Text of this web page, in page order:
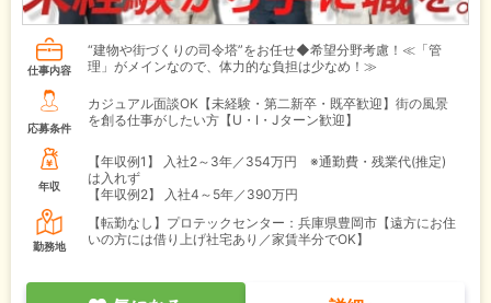
仕事内容
“建物や街づくりの司令塔”をお任せ◆希望分野考慮！≪「管
理」がメインなので、体力的な負担は少なめ！≫
応募条件
カジュアル面談OK【未経験・第二新卒・既卒歓迎】街の風景
を創る仕事がしたい方【U・I・Jターン歓迎】
年収
【年収例1】
入社2～3年／354万円 ※通勤費・残業代(推定)
は入れず
【年収例2】
入社4～5年／390万円
勤務地
【転勤なし】プロテックセンター：兵庫県豊岡市【遠方にお住
いの方には借り上げ社宅あり／家賃半分でOK】